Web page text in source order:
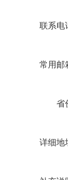
联系电
常用邮
省
详细地